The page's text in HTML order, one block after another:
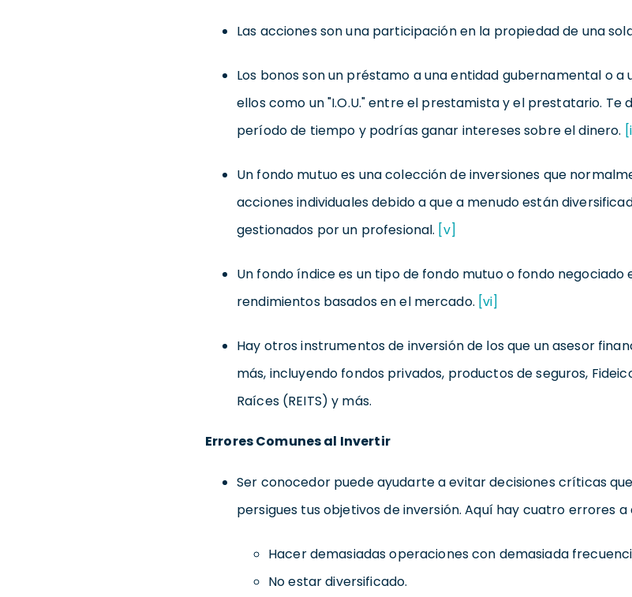
Las acciones son una participación en la propiedad de una
Los bonos son un préstamo a una entidad gubernamental o a
ellos como un "I.O.U." entre el prestamista y el prestatario. Te
período de tiempo y podrías ganar intereses sobre el dinero.
Un fondo mutuo es una colección de inversiones que
acciones individuales debido a que a menudo están
gestionados por un profesional. [v]
Un fondo índice es un tipo de fondo mutuo o fondo negociado
rendimientos basados en el mercado. [vi]
Hay otros instrumentos de inversión de los que un asesor
más, incluyendo fondos privados, productos de seguros,
Raíces (REITS) y más.
Errores Comunes al Invertir
Ser conocedor puede ayudarte a evitar decisiones críticas
persigues tus objetivos de inversión. Aquí hay cuatro errores a
Hacer demasiadas operaciones con demasiada
No estar diversificado.